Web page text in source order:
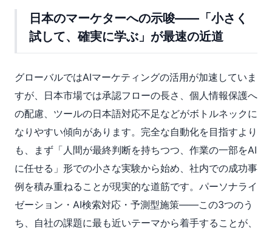
日本のマーケターへの示唆——「小さく
試して、確実に学ぶ」が最速の近道
グローバルではAIマーケティングの活用が加速していま
すが、日本市場では承認フローの長さ、個人情報保護へ
の配慮、ツールの日本語対応不足などがボトルネックに
なりやすい傾向があります。完全な自動化を目指すより
も、まず「人間が最終判断を持ちつつ、作業の一部をAI
に任せる」形での小さな実験から始め、社内での成功事
例を積み重ねることが現実的な道筋です。パーソナライ
ゼーション・AI検索対応・予測型施策——この3つのう
ち、自社の課題に最も近いテーマから着手することが、